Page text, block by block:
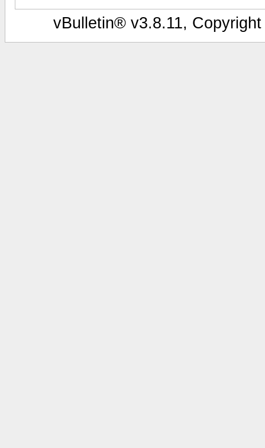
vBulletin® v3.8.11,